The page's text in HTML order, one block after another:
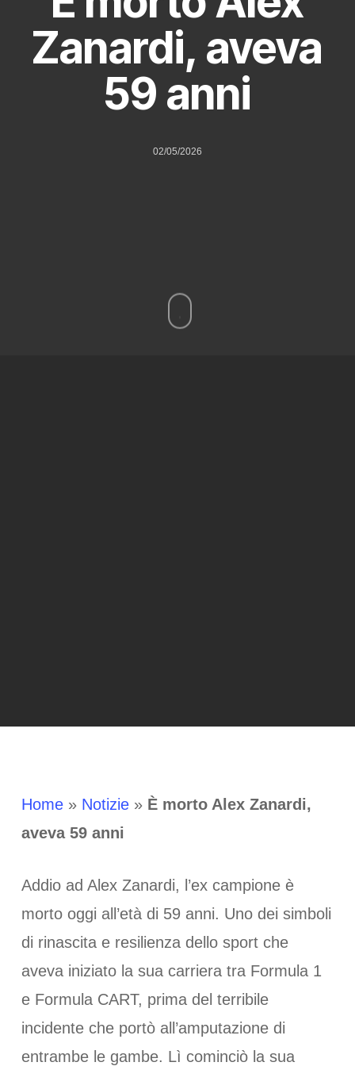
Zanardi, aveva
59 anni
02/05/2026
Home» Notizie» È morto Alex Zanardi,
aveva 59 anni
Addio ad Alex Zanardi, l’ex campione è
morto oggi all’età di 59 anni. Uno dei simboli
di rinascita e resilienza dello sport che
aveva iniziato la sua carriera tra Formula 1
e Formula CART, prima del terribile
incidente che portò all’amputazione di
entrambe le gambe. Lì cominciò la sua